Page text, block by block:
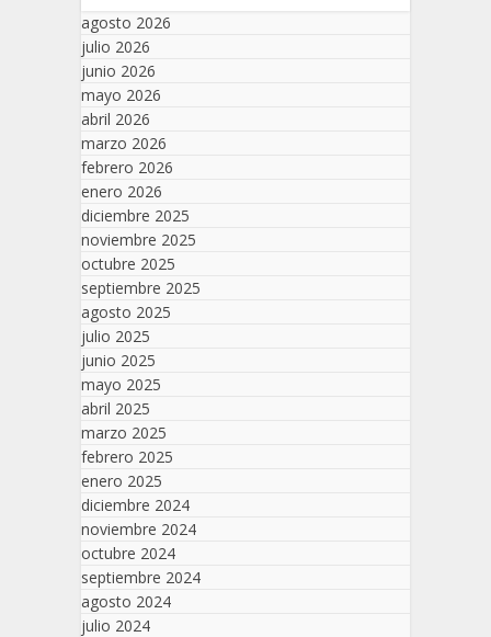
agosto 2026
julio 2026
junio 2026
mayo 2026
abril 2026
marzo 2026
febrero 2026
enero 2026
diciembre 2025
noviembre 2025
octubre 2025
septiembre 2025
agosto 2025
julio 2025
junio 2025
mayo 2025
abril 2025
marzo 2025
febrero 2025
enero 2025
diciembre 2024
noviembre 2024
octubre 2024
septiembre 2024
agosto 2024
julio 2024